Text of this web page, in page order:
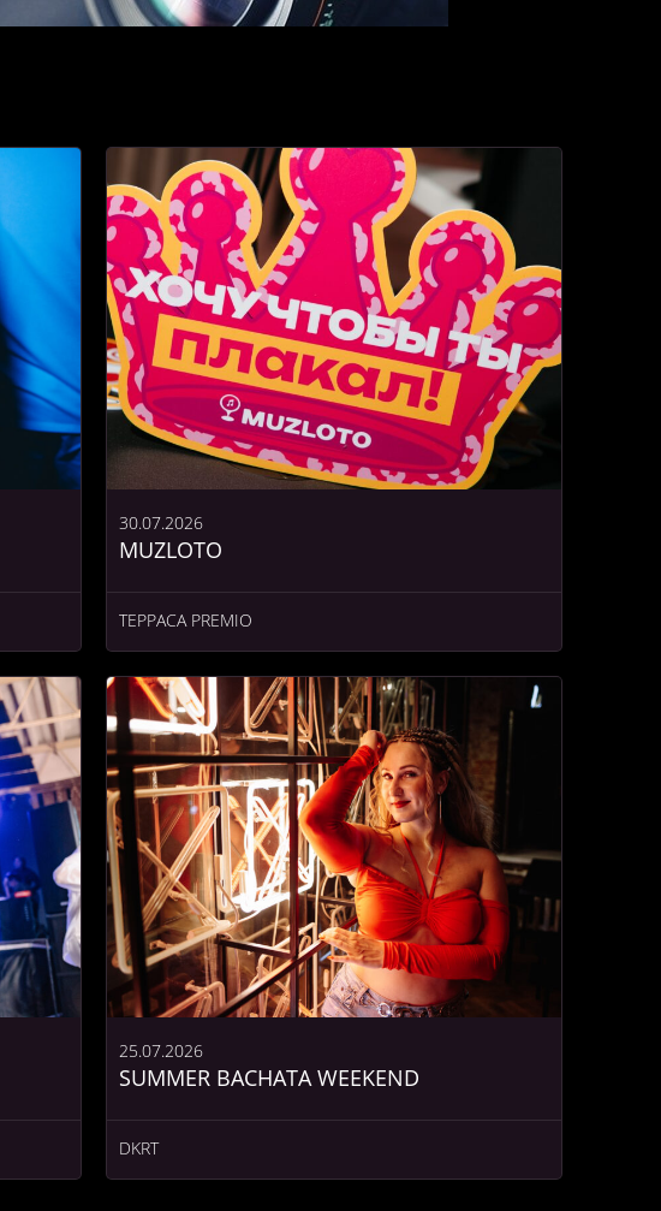
MUZLOTO
30.07.2026
ТЕРРАСА PREMIO
SUMMER BACHATA WEEKEND
25.07.2026
DKRT